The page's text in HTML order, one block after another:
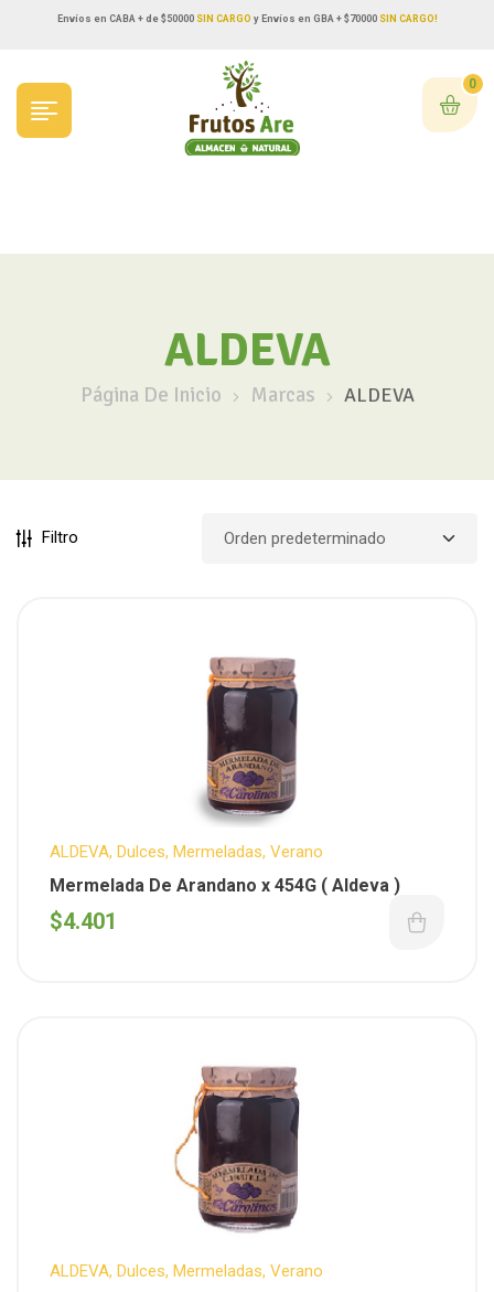
Envíos en CABA + de $50000SIN CARGO y Envíos en GBA + $70000 SIN CARGO!
0
ALDEVA
Página De Inicio Marcas ALDEVA
Filtro
ALDEVA, Dulces, Mermeladas, Verano
Mermelada De Arandano x 454G ( Aldeva )
$4.401
ALDEVA, Dulces, Mermeladas, Verano